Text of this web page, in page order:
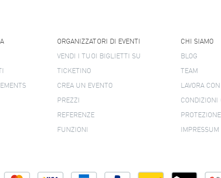
ORGANIZZATORI DI EVENTI
VENDI I TUOI BIGLIETTI SU
TICKETINO
CREA UN EVENTO
PREZZI
REFERENZE
FUNZIONI
CHI SIAMO
BLOG
TEAM
LAVORA CON
CONDIZIONI
IMPRESSUM